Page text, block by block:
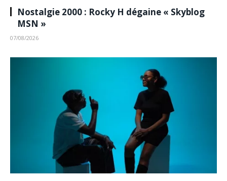
Nostalgie 2000 : Rocky H dégaine « Skyblog
MSN »
07/08/2026